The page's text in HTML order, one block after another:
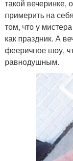
такой вечеринке,
примерить на
том, что у
как праздник. А
фееричное шоу,
равнодушным.